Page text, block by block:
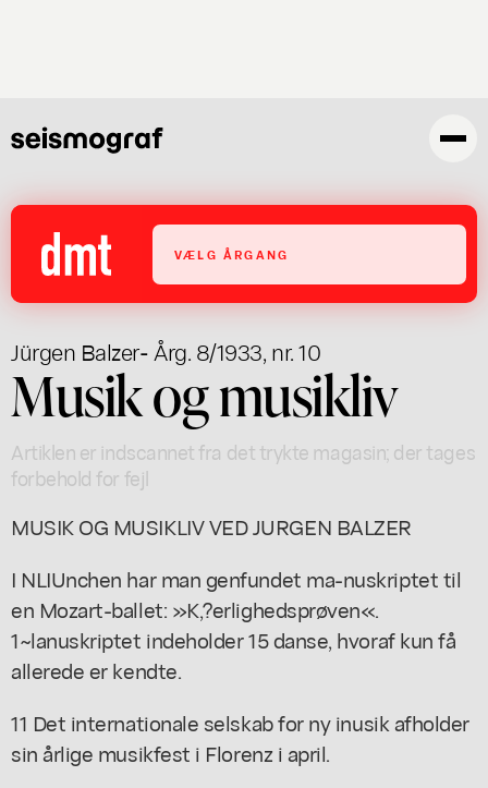
VÆLG ÅRGANG
Jürgen Balzer- Årg. 8/1933, nr. 10
Musik og musikliv
Artiklen er indscannet fra det trykte magasin; der tages
forbehold for fejl
MUSIK OG MUSIKLIV VED JURGEN BALZER
I NLIUnchen har man genfundet ma-nuskriptet til
en Mozart-ballet: »K,?erlighedsprøven«.
1~lanuskriptet indeholder 15 danse, hvoraf kun få
allerede er kendte.
11 Det internationale selskab for ny inusik afholder
sin årlige musikfest i Florenz i april.